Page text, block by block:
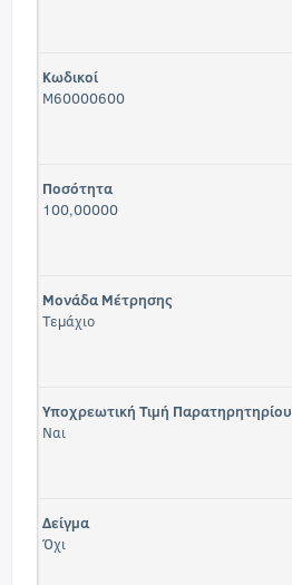
Κωδικοί
M60000600
Ποσότητα
100,00000
Μονάδα Μέτρησης
Τεμάχιο
Υποχρεωτική Τιμή Παρατηρητηρίου
Ναι
Δείγμα
Όχι